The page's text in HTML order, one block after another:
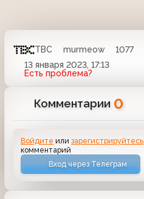
ТВС murmeow
1077
13 января 2023, 17:13
Есть проблема?
Комментарии 0
Войдите илизарегистрируйтесь
комментарий
Вход через Телеграм